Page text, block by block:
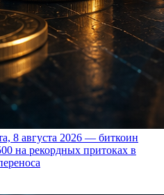
8 августа 2026 — биткоин
на рекордных притоках в